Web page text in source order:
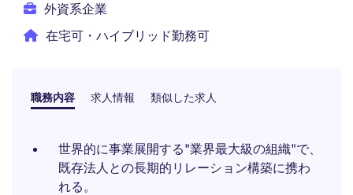
外資系企業
在宅可・ハイブリッド勤務可
職務内容 求人情報 類似した求人
世界的に事業展開する"業界最大級の組織"で、
既存法人との長期的リレーション構築に携わ
れる。